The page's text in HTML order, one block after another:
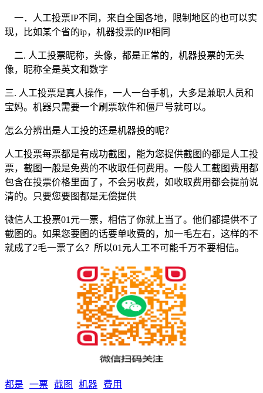
一．人工投票IP不同，来自全国各地，限制地区的也可以实
现，比如某个省的ip，机器投票的IP相同
二. 人工投票昵称，头像，都是正常的，机器投票的无头
像，昵称全是英文和数字
三. 人工投票是真人操作，一人一台手机，大多是兼职人员和
宝妈。机器只需要一个刷票软件和僵尸号就可以。
怎么分辨出是人工投的还是机器投的呢？
人工投票每票都是有成功截图，能为您提供截图的都是人工投
票，截图一般是免费的不收取任何费用。一般人工截图费用都
包含在投票价格里面了，不会另收费，如收取费用都会提前说
清的。只要您要图都是无偿提供
微信人工投票01元一票，相信了你就上当了。他们都提供不了
截图的。如果您要图的话要单收费的，加一毛左右，这样的不
就成了2毛一票了么？所以01元人工不可能千万不要相信。
都是 一票 截图 机器 费用